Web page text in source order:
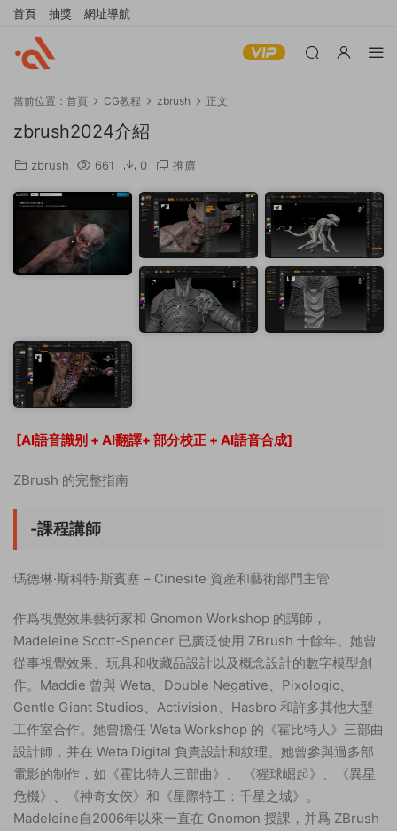
首頁 抽獎 網址導航
當前位置： 首頁 CG教程 zbrush 正文
zbrush2024介紹
zbrush 661 0 推廣
[AI語音識别 + AI翻譯+ 部分校正 + AI語音合成]
ZBrush 的完整指南
-課程講師
瑪德琳·斯科特·斯賓塞 – Cinesite 資産和藝術部門主管
作爲視覺效果藝術家和 Gnomon Workshop 的講師，
Madeleine Scott-Spencer 已廣泛使用 ZBrush 十餘年。她曾
從事視覺效果、玩具和收藏品設計以及概念設計的數字模型創
作。Maddie 曾與 Weta、Double Negative、Pixologic、
Gentle Giant Studios、Activision、Hasbro 和許多其他大型
工作室合作。她曾擔任 Weta Workshop 的《霍比特人》三部曲
設計師，并在 Weta Digital 負責設計和紋理。她曾參與過多部
電影的制作，如《霍比特人三部曲》、 《猩球崛起》、《異星
危機》、《神奇女俠》和《星際特工：千星之城》。
Madeleine自2006年以來一直在 Gnomon 授課，并爲 ZBrush